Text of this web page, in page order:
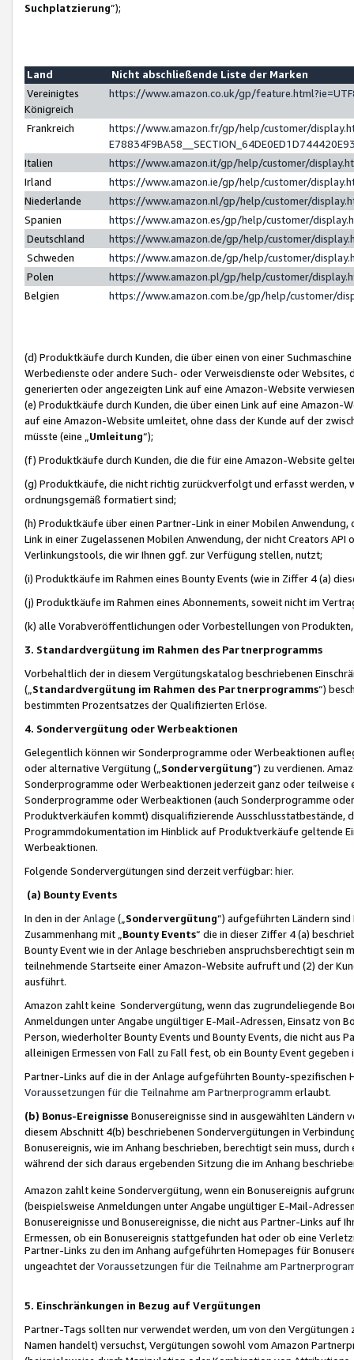
Suchplatzierung”);
Land
Nicht abschließende Liste der Marken
Vereinigtes
Königreich
https://www.amazon.co.uk/gp/
Frankreich
https://www.amazon.fr/gp/help/customer/
Italien
https://www.amazon.it/gp/help/customer/
Irland
https://www.amazon.ie/gp/help/customer/
Niederlande
https://www.amazon.nl/gp/help/customer/
Spanien
https://www.amazon.es/gp/help/customer/
Deutschland
https://www.amazon.de/gp/help/customer/
Schweden
https://www.amazon.de/gp/help/customer/
Polen
https://www.amazon.pl/gp/help/customer/
Belgien
https://www.amazon.com.be/gp/help/customer/
(d) Produktkäufe durch Kunden, die über einen von einer
Werbedienste oder andere Such- oder Verweisdienste oder Websites,
generierten oder angezeigten Link auf eine Amazon-Website
(e) Produktkäufe durch Kunden, die über einen Link auf eine
auf eine Amazon-Website umleitet, ohne dass der Kunde auf der
müsste (eine „ Umleitung“);
(f) Produktkäufe durch Kunden, die die für eine Amazon-Website
(g) Produktkäufe, die nicht richtig zurückverfolgt und erfasst werden,
ordnungsgemäß formatiert sind;
(h) Produktkäufe über einen Partner-Link in einer Mobilen
Link in einer Zugelassenen Mobilen Anwendung, der nicht Creators
Verlinkungstools, die wir Ihnen ggf. zur Verfügung stellen, nutzt;
(i) Produktkäufe im Rahmen eines Bounty Events (wie in Ziffer 4 (a)
(j) Produktkäufe im Rahmen eines Abonnements, soweit nicht im
(k) alle Vorabveröffentlichungen oder Vorbestellungen von
3. Standardvergütung im Rahmen des Partnerprogramms
Vorbehaltlich der in diesem Vergütungskatalog beschriebenen
(„ Standardvergütung im Rahmen des Partnerprogramms“)
bestimmten Prozentsatzes der Qualifizierten Erlöse.
4. Sondervergütung oder Werbeaktionen
Gelegentlich können wir Sonderprogramme oder Werbeaktionen
oder alternative Vergütung („ Sondervergütung”) zu verdienen.
Sonderprogramme oder Werbeaktionen jederzeit ganz oder
Sonderprogramme oder Werbeaktionen (auch Sonderprogramme
Produktverkäufen kommt) disqualifizierende Ausschlusstatbestände,
Programmdokumentation im Hinblick auf Produktverkäufe geltende
Werbeaktionen.
Folgende Sondervergütungen sind derzeit verfügbar: hier.
(a) Bounty Events
In den in derAnlage („ Sondervergütung“) aufgeführten Ländern
Zusammenhang mit „ Bounty Events“ die in dieser Ziffer 4 (a)
Bounty Event wie in der Anlage beschrieben anspruchsberechtigt sein
teilnehmende Startseite einer Amazon-Website aufruft und (2) der
ausführt.
Amazon zahlt keine Sondervergütung, wenn das zugrundeliegende
Anmeldungen unter Angabe ungültiger E-Mail-Adressen, Einsatz von
Person, wiederholter Bounty Events und Bounty Events, die nicht
alleinigen Ermessen von Fall zu Fall fest, ob ein Bounty Event
Partner-Links auf die in der Anlage aufgeführten Bounty-spezifischen
Voraussetzungen für die Teilnahme am Partnerprogramm erlaubt.
(b) Bonus-Ereignisse Bonusereignisse sind in ausgewählten Ländern
diesem Abschnitt 4(b) beschriebenen Sondervergütungen in
Bonusereignis, wie im Anhang beschrieben, berechtigt sein muss,
während der sich daraus ergebenden Sitzung die im Anhang
Amazon zahlt keine Sondervergütung, wenn ein Bonusereignis
(beispielsweise Anmeldungen unter Angabe ungültiger E-Mail-
Bonusereignisse und Bonusereignisse, die nicht aus Partner-Links auf
Ermessen, ob ein Bonusereignis stattgefunden hat oder ob eine
Partner-Links zu den im Anhang aufgeführten Homepages für
ungeachtet derVoraussetzungen für die Teilnahme am
5. Einschränkungen in Bezug auf Vergütungen
Partner-Tags sollten nur verwendet werden, um von den
Namen handelt) versuchst, Vergütungen sowohl vom Amazon